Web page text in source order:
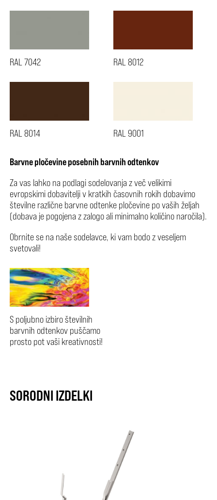
RAL 7042 RAL 8012
RAL 8014 RAL 9001
Barvne pločevine posebnih barvnih odtenkov
Za vas lahko na podlagi sodelovanja z več velikimi
evropskimi dobavitelji v kratkih časovnih rokih dobavimo
številne različne barvne odtenke pločevine po vaših željah
(dobava je pogojena z zalogo ali minimalno količino naročila).
Obrnite se na naše sodelavce, ki vam bodo z veseljem
svetovali!
S poljubno izbiro številnih
barvnih odtenkov puščamo
prosto pot vaši kreativnosti!
SORODNI IZDELKI